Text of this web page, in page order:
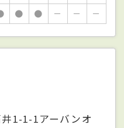
● ● － － －
1-1-1アーバンオ